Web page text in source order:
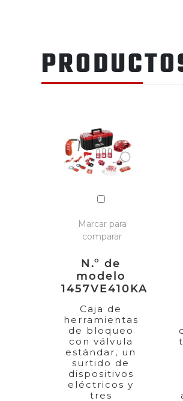
Marcar para
comparar
N.º de
modelo
1457VE410KA
Caja de
herramientas
de bloqueo
con válvula
estándar, un
surtido de
dispositivos
eléctricos y
tres